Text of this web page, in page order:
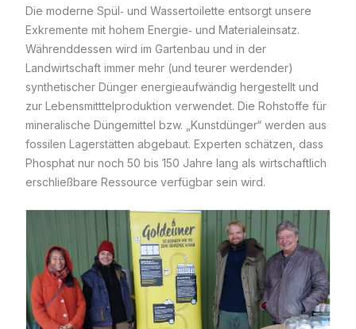
Die moderne Spül‐ und Wassertoilette entsorgt unsere
Exkremente mit hohem Energie‐ und Materialeinsatz.
Währenddessen wird im Gartenbau und in der
Landwirtschaft immer mehr (und teurer werdender)
synthetischer Dünger energieaufwändig hergestellt und
zur Lebensmitttelproduktion verwendet. Die Rohstoffe für
mineralische Düngemittel bzw. „Kunstdünger“ werden aus
fossilen Lagerstätten abgebaut. Experten schätzen, dass
Phosphat nur noch 50 bis 150 Jahre lang als wirtschaftlich
erschließbare Ressource verfügbar sein wird.